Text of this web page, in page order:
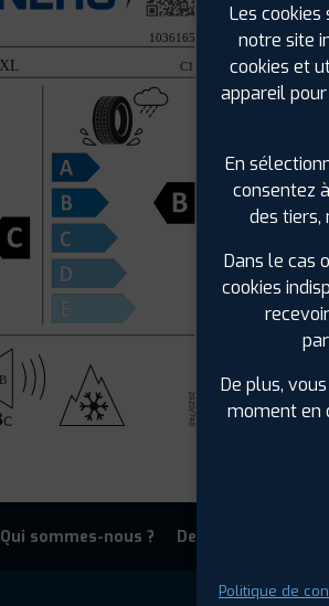
Largeur :
Hauteur :
Charge :
Bruit de
Code EAN
Qui sommes-nous ? Devenir adherent
Les
notre site
cookies et
appareil
En
consentez
des tiers,
Dans le cas
cookies
De plus,
moment en
Politique de